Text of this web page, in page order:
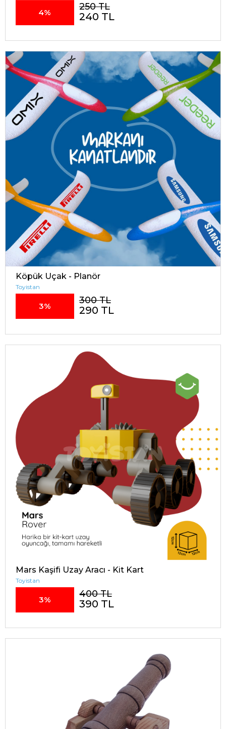
4%
250 TL
240 TL
Köpük Uçak - Planör
Toyistan
3%
300 TL
290 TL
Mars Kaşifi Uzay Aracı - Kit Kart
Toyistan
3%
400 TL
390 TL